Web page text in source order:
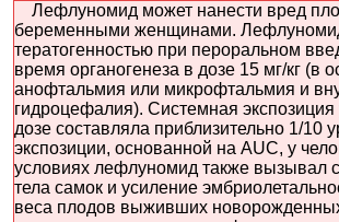
Лефлуномид может нанести вред
беременными женщинами.
тератогенностью при пероральном
время органогенеза в дозе 15 мг/кг (в
анофтальмия или микрофтальмия и
гидроцефалия). Системная экспозиция
дозе составляла приблизительно 1/10
экспозиции, основанной на AUC, у
условиях лефлуномид также вызывал
тела самок и усиление
веса плодов выживших